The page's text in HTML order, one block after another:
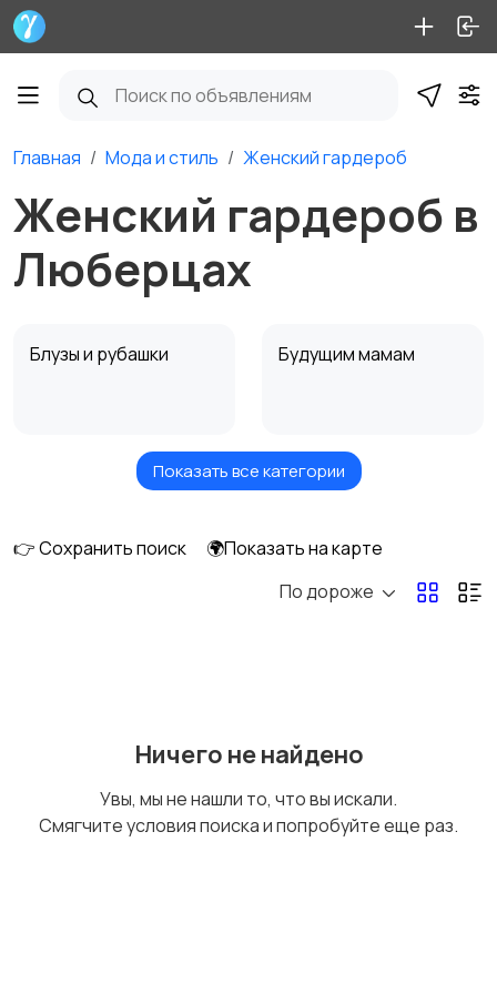
Главная Мода и стиль Женский гардероб
Женский гардероб в
Люберцах
Блузы и рубашки Будущим мамам
Верхняя одежда Головные уборы
Комбинезоны
Показать все категории
👉 Сохранить поиск
🌍Показать на карте
По дороже
Ничего не найдено
Увы, мы не нашли то, что вы искали.
Смягчите условия поиска и попробуйте еще раз.